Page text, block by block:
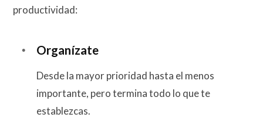
productividad:
Organízate
Desde la mayor prioridad hasta el menos
importante, pero termina todo lo que te
establezcas.